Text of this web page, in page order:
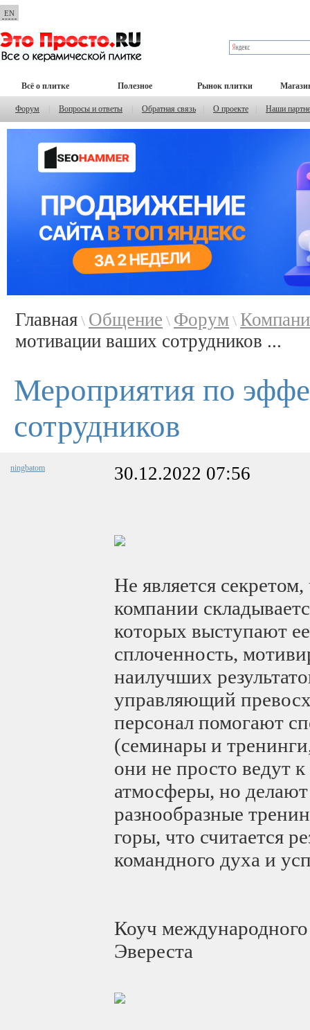
EN
Всё о плитке Полезное Рынок плитки
Форум Вопросы и ответы Обратная связь О проекте Наши
Главная \ Общение \ Форум \
мотивации ваших сотрудников ...
Мероприятия по
сотрудников
ningbatom 30.12.2022 07:56
Не является
компании
которых выступают
сплоченность,
наилучших
управляющий
персонал помогают
(семинары и
они не просто ведут
атмосферы, но
разнообразные
горы, что считается
командного духа и
Коуч
Эвереста